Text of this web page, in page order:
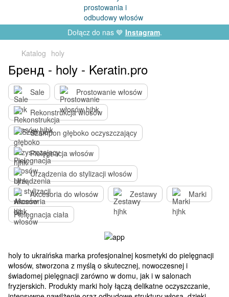
Dołącz do nas 💙 Instagram.
Katalog holy
Бренд - holy - Keratin.pro
Sale
Prostowanie włosów
Rekonstrukcja włosów
Szampon głęboko oczyszczający
Pielęgnacja włosów
Urządzenia do stylizacji włosów
Akcesoria do włosów
Zestawy
Marki
Pielęgnacja ciała
holy to ukraińska marka profesjonalnej kosmetyki do pielęgnacji
włosów, stworzona z myślą o skutecznej, nowoczesnej i
świadomej pielęgnacji zarówno w domu, jak i w salonach
fryzjerskich. Produkty marki holy łączą delikatne oczyszczanie,